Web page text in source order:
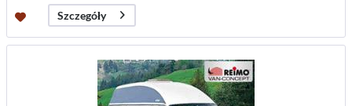
Szczegóły